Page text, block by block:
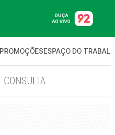
OUÇA
AO VIVO
PROMOÇÕESESPAÇO DO
CONSULTA